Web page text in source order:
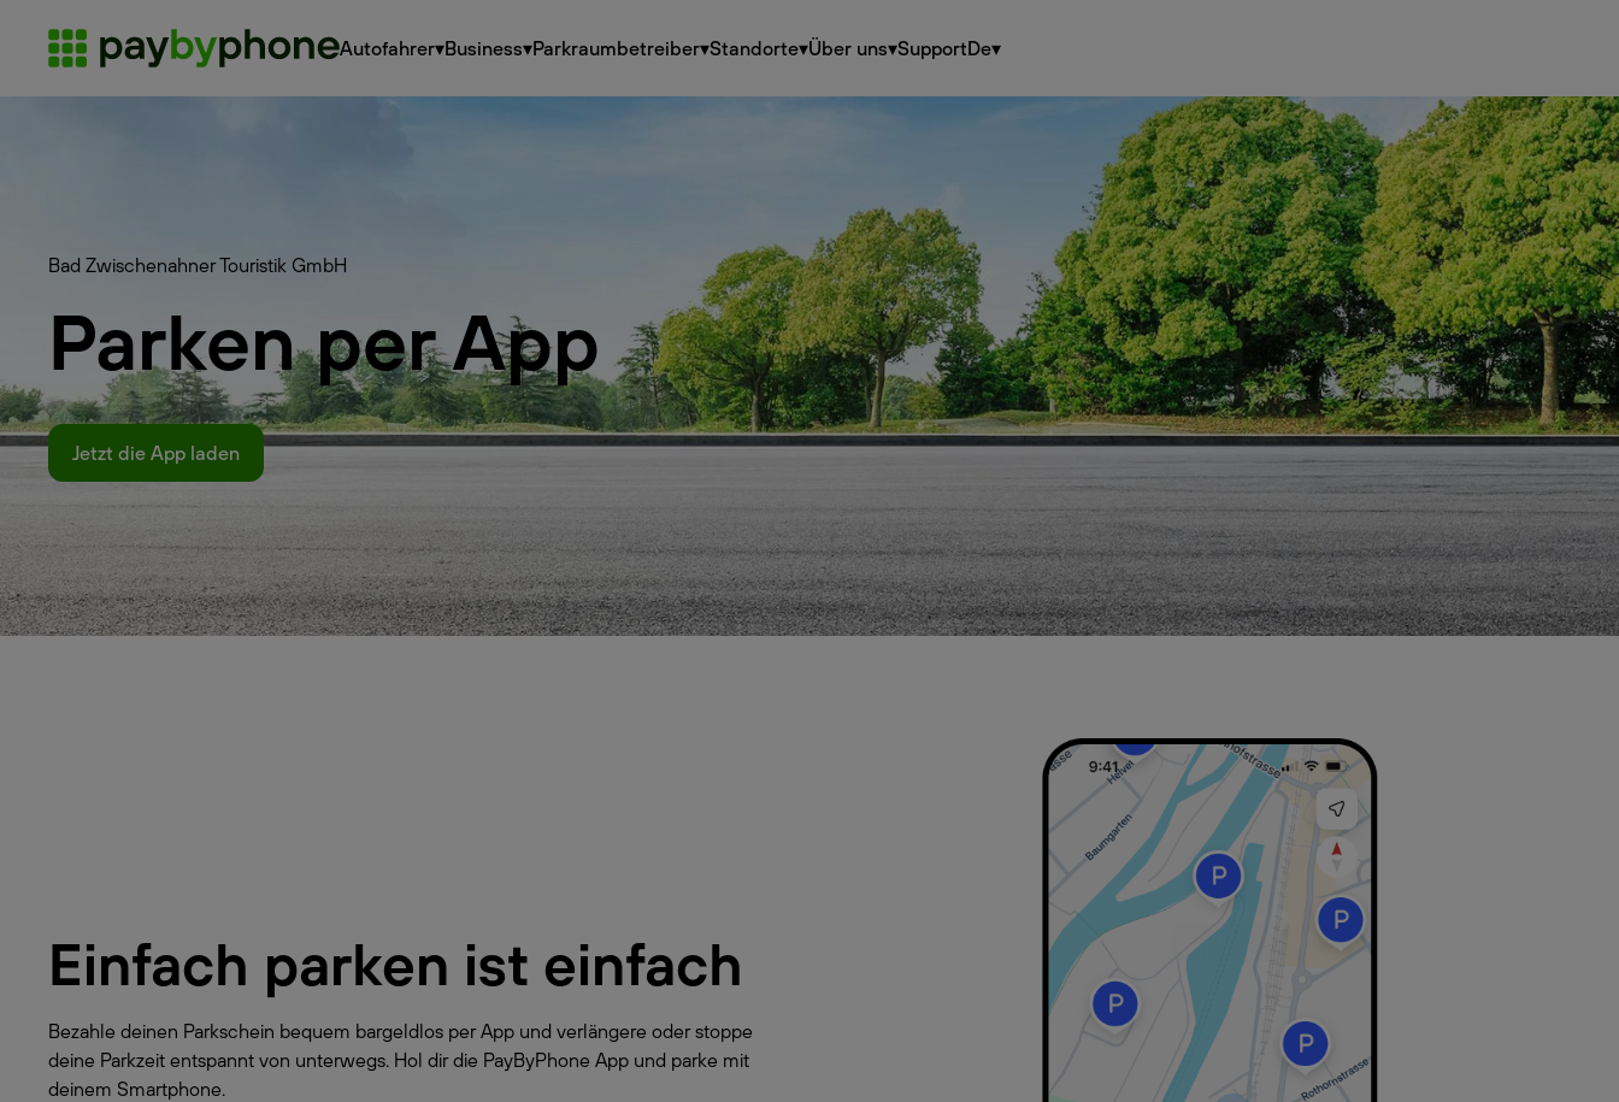
Autofahrer▾Business▾Parkraumbetreiber▾Standorte▾Über uns▾SupportDe▾
Bad Zwischenahner Touristik GmbH
Parken per App
Jetzt die App laden
Einfach parken ist einfach
Bezahle deinen Parkschein bequem bargeldlos per App und verlängere oder stoppe
deine Parkzeit entspannt von unterwegs. Hol dir die PayByPhone App und parke mit
deinem Smartphone.